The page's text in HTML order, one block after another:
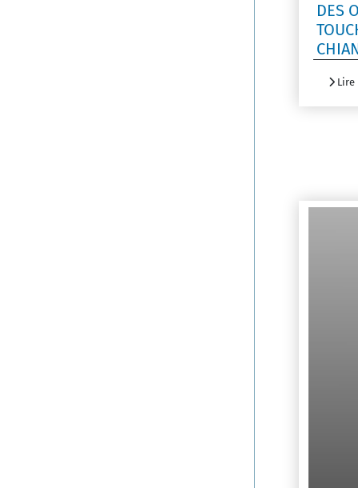
DES
Lire